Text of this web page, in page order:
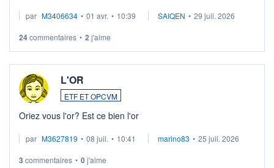
par M3406634 • 01 avr. • 10:39 SAIQEN • 29 juil. 2026
24commentaires • 2 j'aime
L'OR
ETF ET OPCVM
Oriez vous l'or? Est ce bien l'or
par M3627819 • 08 juil. • 10:41 marino83 • 25 juil. 2026
3 commentaires • 0j'aime